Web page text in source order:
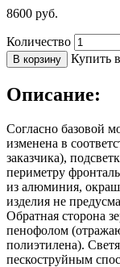
8600 руб.
Количество
В корзину Купить
Описание:
Согласно базовой
изменена в
заказчика),
периметру
из алюминия,
изделия не
Обратная сторона
пенофолом
полиэтилена).
пескоструйным